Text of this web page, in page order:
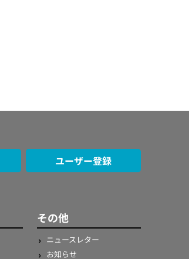
ユーザー登録
その他
ニュースレター
お知らせ